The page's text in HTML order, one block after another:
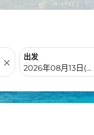
close
出发
fc-booking-
2026年08月13日(